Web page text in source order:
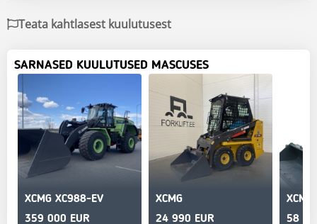
Teata kahtlasest kuulutusest
SARNASED KUULUTUSED MASCUSES
XCMG XC988-EV
359 000 EUR
XCMG
24 990 EUR
58